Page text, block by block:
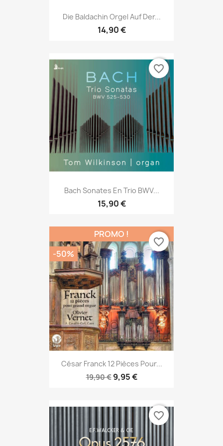
Die Baldachin Orgel Auf Der...
14,90 €
Bach Sonates En Trio BWV...
15,90 €
favorite_border
César Franck 12 Pièces Pour...
19,90 € 9,95 €
PROMO !
-50%
favorite_border
favorite_border